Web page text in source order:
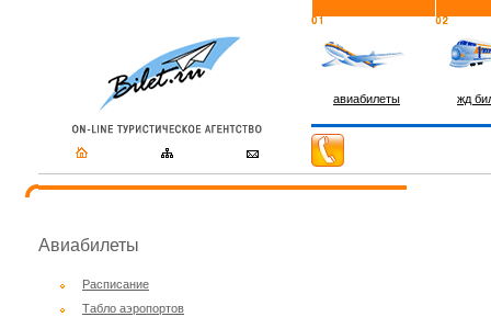
авиабилеты жд
Авиабилеты
Расписание
Табло аэропортов